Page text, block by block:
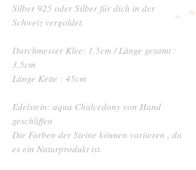
Silber 925 oder Silber für dich in der
Schweiz vergoldet.
Durchmesser Klee: 1.5cm / Länge gesamt :
3.5cm
Länge Kette : 45cm
Edelstein: aqua Chalcedony von Hand
geschliffen
Die Farben der Steine können variieren , da
es ein Naturprodukt ist.